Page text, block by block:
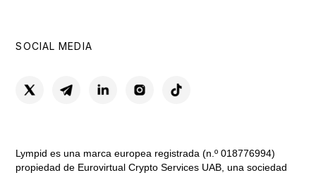
SOCIAL MEDIA
Lympid es una marca europea registrada (n.º 018776994)
propiedad de Eurovirtual Crypto Services UAB, una sociedad